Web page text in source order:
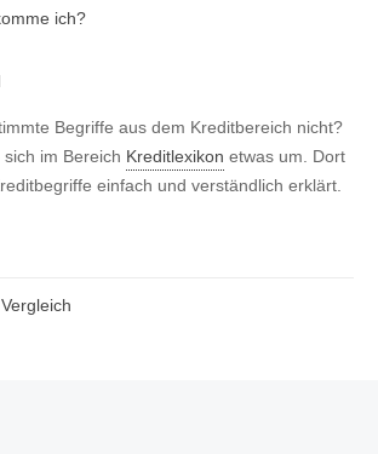
ich?
Begriffe aus dem Kreditbereich nicht?
im Bereich Kreditlexikon etwas um. Dort
einfach und verständlich erklärt.